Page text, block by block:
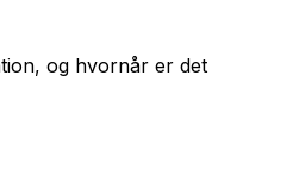
og hvornår er det